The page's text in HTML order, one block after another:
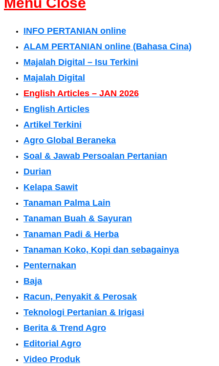
INFO PERTANIAN online
ALAM PERTANIAN online (Bahasa Cina)
Majalah Digital – Isu Terkini
Majalah Digital
English Articles – JAN 2026
English Articles
Artikel Terkini
Agro Global Beraneka
Soal & Jawab Persoalan Pertanian
Durian
Kelapa Sawit
Tanaman Palma Lain
Tanaman Buah & Sayuran
Tanaman Padi & Herba
Tanaman Koko, Kopi dan sebagainya
Penternakan
Baja
Racun, Penyakit & Perosak
Teknologi Pertanian & Irigasi
Berita & Trend Agro
Editorial Agro
Video Produk